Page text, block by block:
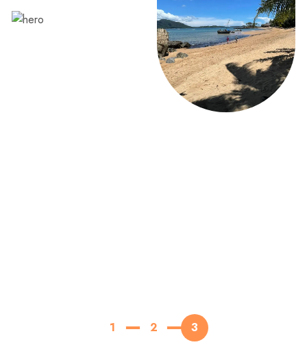
RÉSERVEZ DÈS MAINTENANT !
VOIR NOS EXCURSIONS
1 2 3